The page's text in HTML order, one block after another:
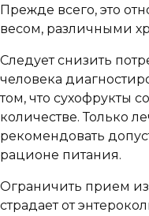
Прежде всего, это
весом, различными
Следует снизить
человека
том, что сухофрукты
количестве. Только
рекомендовать
рационе питания.
Ограничить прием
страдает от